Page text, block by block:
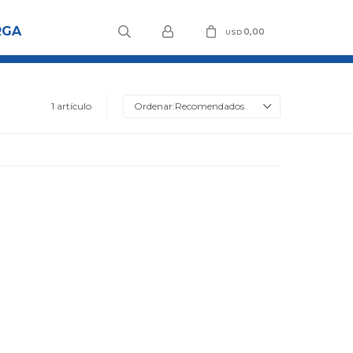
USD0,00
1 artículo Recomendados